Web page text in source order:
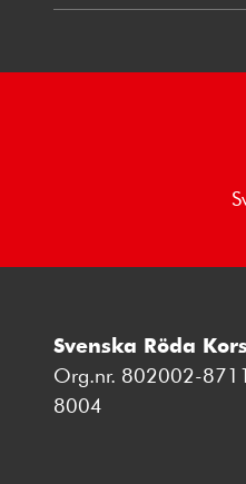
Svenska Röda
Org.nr. 802002-
8004